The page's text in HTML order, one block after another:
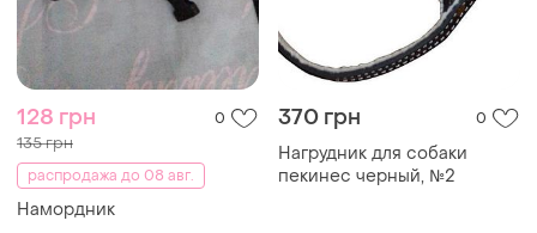
128 грн 0
135 грн
распродажа до 08 авг.
Намордник
370 грн 0
Нагрудник для собаки
пекинес черный, №2